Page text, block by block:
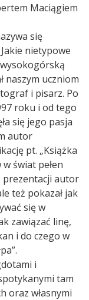
Maciągiem
się
nietypowe
naszym uczniom
i pisarz. Po
roku i od tego
się jego pasja
autor
pt. „Książka
świat pełen
prezentacji autor
też pokazał jak
się w
zawiązać linę,
i do czego w
i
tam
oraz własnymi